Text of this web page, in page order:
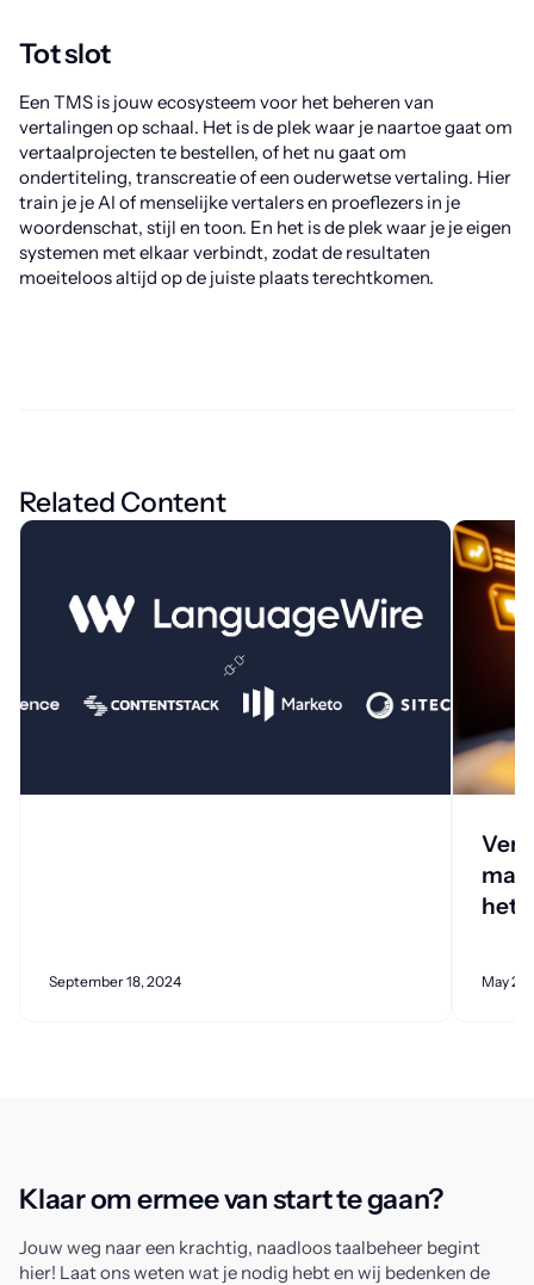
Tot slot
Een TMS is jouw ecosysteem voor het beheren van
vertalingen op schaal. Het is de plek waar je naartoe gaat om
vertaalprojecten te bestellen, of het nu gaat om
ondertiteling, transcreatie of een ouderwetse vertaling. Hier
train je je AI of menselijke vertalers en proeflezers in je
woordenschat, stijl en toon. En het is de plek waar je je eigen
systemen met elkaar verbindt, zodat de resultaten
moeiteloos altijd op de juiste plaats terechtkomen.
Related Content
September 18, 2024 May
Klaar om ermee van start te gaan?
Jouw weg naar een krachtig, naadloos taalbeheer begint
hier! Laat ons weten wat je nodig hebt en wij bedenken de